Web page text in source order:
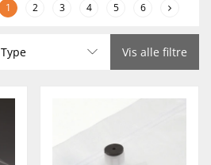
1 2 3 4 5 6
Type Vis alle filtre